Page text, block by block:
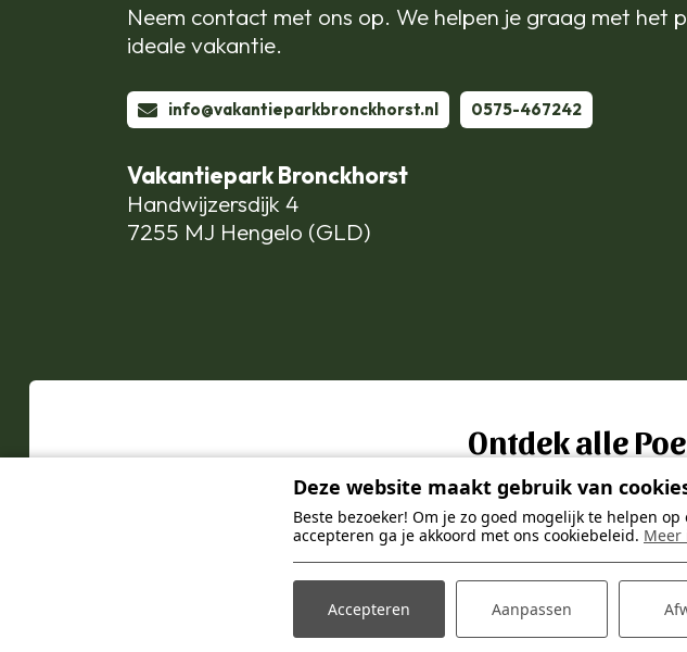
Neem contact met ons op. We helpen je graag met het
ideale vakantie.
info@vakantieparkbronckhorst.nl 0575-467242
Vakantiepark Bronckhorst
Handwijzersdijk 4
7255 MJ Hengelo (GLD)
Ontdek alle
Gastvrij en goed
Deze website maakt gebruik van
Beste bezoeker! Om je zo goed mogelijk te helpen
accepteren ga je akkoord met ons cookiebeleid. Meer
Accepteren Aanpassen